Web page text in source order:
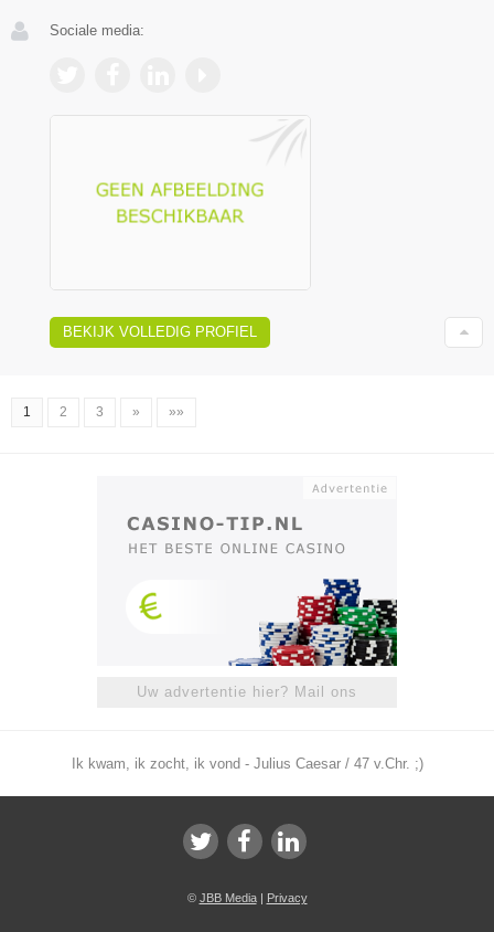
Sociale media:
BEKIJK VOLLEDIG PROFIEL
1 2 3 » »»
Uw advertentie hier? Mail ons
Ik kwam, ik zocht, ik vond - Julius Caesar / 47 v.Chr. ;)
© JBB Media| Privacy